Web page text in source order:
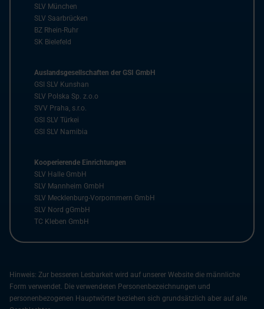
SLV München
SLV Saarbrücken
BZ Rhein-Ruhr
SK Bielefeld
Auslandsgesellschaften der GSI GmbH
GSI SLV Kunshan
SLV Polska Sp. z.o.o
SVV Praha, s.r.o.
GSI SLV Türkei
GSI SLV Namibia
Kooperierende Einrichtungen
SLV Halle GmbH
SLV Mannheim GmbH
SLV Mecklenburg-Vorpommern GmbH
SLV Nord gGmbH
TC Kleben GmbH
Hinweis: Zur besseren Lesbarkeit wird auf unserer Website die männliche
Form verwendet. Die verwendeten Personenbezeichnungen und
personenbezogenen Hauptwörter beziehen sich grundsätzlich aber auf alle